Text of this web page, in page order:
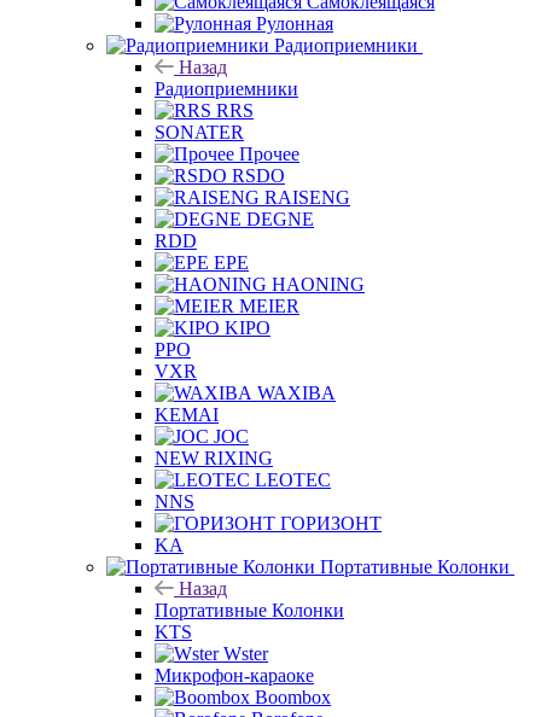
Рулонная
Радиоприемники
Назад
Радиоприемники
RRS
SONATER
Прочее
RSDO
RAISENG
DEGNE
RDD
EPE
HAONING
MEIER
KIPO
PPO
VXR
WAXIBA
KEMAI
JOC
NEW RIXING
LEOTEC
NNS
ГОРИЗОНТ
KA
Портативные Колонки
Назад
Портативные Колонки
KTS
Wster
Микрофон-караоке
Boombox